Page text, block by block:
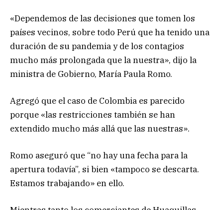
«Dependemos de las decisiones que tomen los
países vecinos, sobre todo Perú que ha tenido una
duración de su pandemia y de los contagios
mucho más prolongada que la nuestra», dijo la
ministra de Gobierno, María Paula Romo.
Agregó que el caso de Colombia es parecido
porque «las restricciones también se han
extendido mucho más allá que las nuestras».
Romo aseguró que “no hay una fecha para la
apertura todavía”, si bien «tampoco se descarta.
Estamos trabajando» en ello.